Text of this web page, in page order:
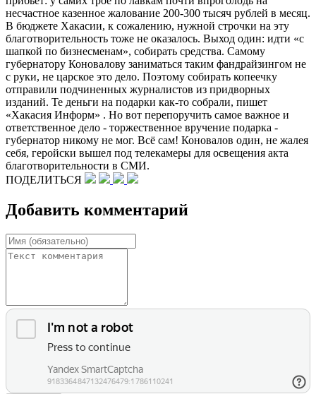
несчастное казенное жалование 200-300 тысяч рублей в месяц.
В бюджете Хакасии, к сожалению, нужной строчки на эту
благотворительность тоже не оказалось. Выход один: идти «с
шапкой по бизнесменам», собирать средства. Самому
губернатору Коновалову заниматься таким фандрайзингом не
с руки, не царское это дело. Поэтому собирать копеечку
отправили подчиненных журналистов из придворных
изданий. Те деньги на подарки как-то собрали, пишет
«Хакасия Информ» . Но вот перепоручить самое важное и
ответственное дело - торжественное вручение подарка -
губернатор никому не мог. Всё сам! Коновалов один, не жалея
себя, геройски вышел под телекамеры для освещения акта
благотворительности в СМИ.
ПОДЕЛИТЬСЯ
Добавить комментарий